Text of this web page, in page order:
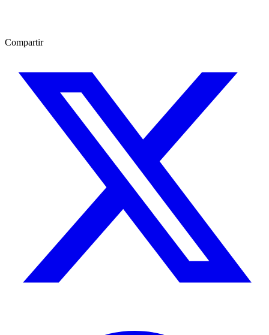
Compartir